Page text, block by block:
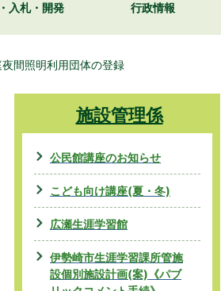
入札・開発 行政情報
間照明利用団体の登録
施設管理係
公民館講座のお知らせ
こども向け講座(夏・冬)
広瀬生涯学習館
伊勢崎市生涯学習課所管施
設個別施設計画(案)《パブ